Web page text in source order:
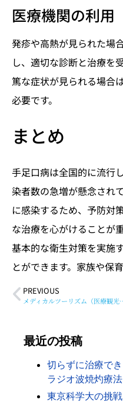
医療機関の利用
発疹や高熱が見られた場
し、適切な診断と治療を
篤な症状が見られる場合
必要です。
まとめ
手足口病は全国的に流行
染者数の急増が懸念され
に感染するため、予防対
な治療を心がけることが
基本的な衛生対策を実施
とができます。家族や保
PREVIOUS
メディカルツ
最近の投稿
切らずに治療で
ラジオ波焼灼療
東京科学大の挑